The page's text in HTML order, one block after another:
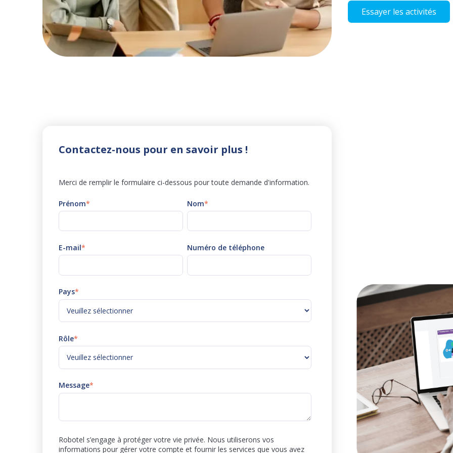
Essayer les activités
Contactez-nous pour en savoir plus !
Merci de remplir le formulaire ci-dessous pour toute demande d'information.
Prénom* Nom*
E-mail* Numéro de téléphone
Pays*
Rôle*
Message*
Robotel s’engage à protéger votre vie privée. Nous utiliserons vos
informations pour gérer votre compte et fournir les services que vous avez